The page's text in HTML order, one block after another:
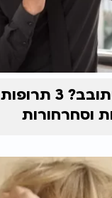
הכל סביבכם מסתובב? 3 תרופות
וסחרחורות